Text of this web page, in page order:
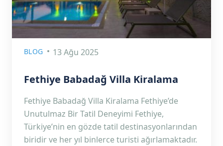
BLOG 13 Ağu 2025
Fethiye Babadağ Villa Kiralama
Fethiye Babadağ Villa Kiralama Fethiye’de
Unutulmaz Bir Tatil Deneyimi Fethiye,
Türkiye’nin en gözde tatil destinasyonlarından
biridir ve her yıl binlerce turisti ağırlamaktadır.